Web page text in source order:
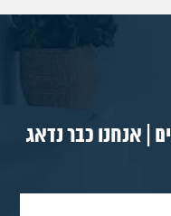
| אנחנו כבר נדאג